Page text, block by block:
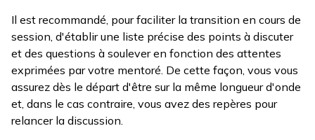
Il est recommandé, pour faciliter la transition en cours de
session, d'établir une liste précise des points à discuter
et des questions à soulever en fonction des attentes
exprimées par votre mentoré. De cette façon, vous vous
assurez dès le départ d'être sur la même longueur d'onde
et, dans le cas contraire, vous avez des repères pour
relancer la discussion.